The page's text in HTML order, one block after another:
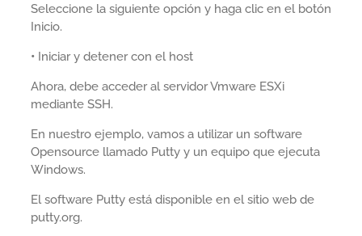
Seleccione la siguiente opción y haga clic en el botón
Inicio.
• Iniciar y detener con el host
Ahora, debe acceder al servidor Vmware ESXi
mediante SSH.
En nuestro ejemplo, vamos a utilizar un software
Opensource llamado Putty y un equipo que ejecuta
Windows.
El software Putty está disponible en el sitio web de
putty.org.